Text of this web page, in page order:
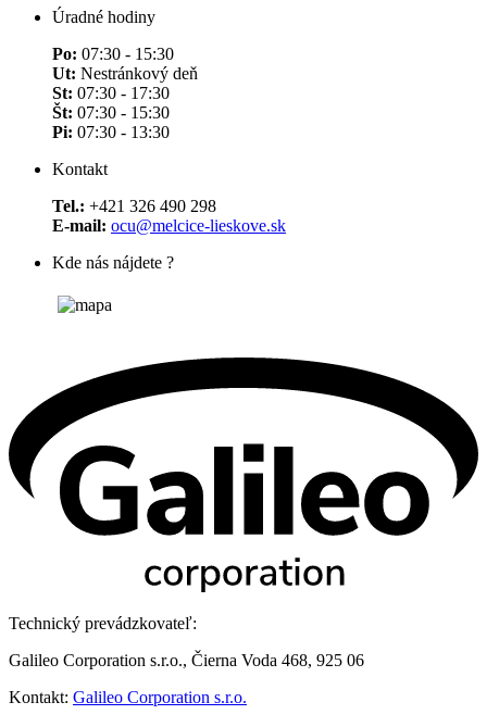
Úradné hodiny
Po: 07:30 - 15:30
Ut: Nestránkový deň
St: 07:30 - 17:30
Št: 07:30 - 15:30
Pi: 07:30 - 13:30
Kontakt
Tel.: +421 326 490 298
E-mail: ocu@melcice-lieskove.sk
Kde nás nájdete ?
Technický prevádzkovateľ:
Galileo Corporation s.r.o., Čierna Voda 468, 925 06
Kontakt: Galileo Corporation s.r.o.